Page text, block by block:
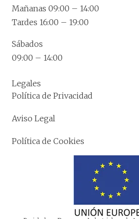
Mañanas 09:00 – 14:00
Tardes 16:00 – 19:00
Sábados
09:00 – 14:00
Legales
Política de Privacidad
Aviso Legal
Política de Cookies